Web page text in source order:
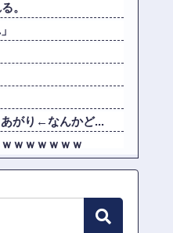
。
あがり←なんかど...
ｗｗｗｗｗｗ
外が大騒ぎ
い」 X民...